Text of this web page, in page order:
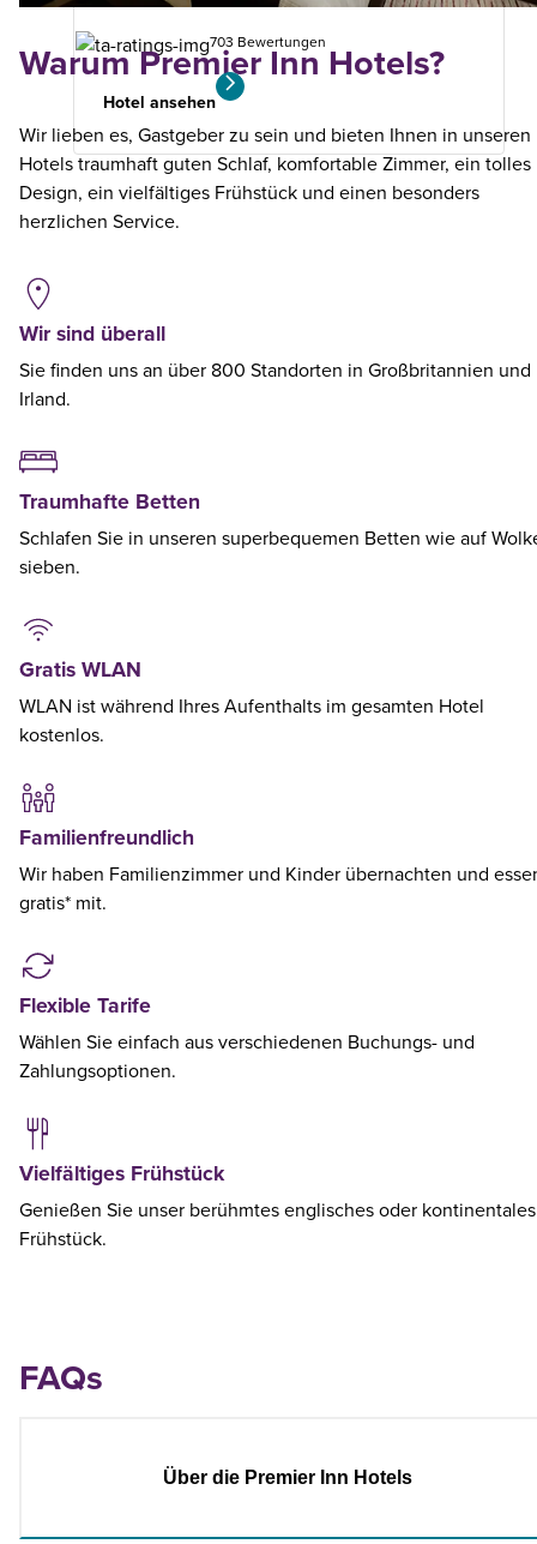
703 Bewertungen
Hotel ansehen
Warum Premier Inn Hotels?
Wir lieben es, Gastgeber zu sein und bieten Ihnen in unseren
Hotels traumhaft guten Schlaf, komfortable Zimmer, ein tolles
Design, ein vielfältiges Frühstück und einen besonders
herzlichen Service.
Wir sind überall
Sie finden uns an über 800 Standorten in Großbritannien und
Irland.
Traumhafte Betten
Schlafen Sie in unseren superbequemen Betten wie auf
sieben.
Gratis WLAN
WLAN ist während Ihres Aufenthalts im gesamten Hotel
kostenlos.
Familienfreundlich
Wir haben Familienzimmer und Kinder übernachten und
gratis* mit.
Flexible Tarife
Wählen Sie einfach aus verschiedenen Buchungs- und
Zahlungsoptionen.
Vielfältiges Frühstück
Genießen Sie unser berühmtes englisches oder kontinentales
Frühstück.
FAQs
Über die Premier Inn Hotels